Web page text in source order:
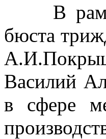
В
бюста
Василий
в сфере